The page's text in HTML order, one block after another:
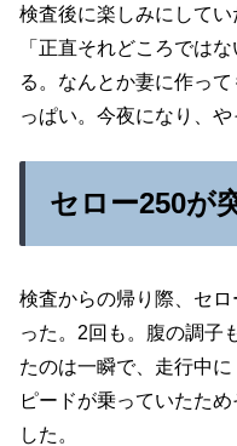
検査後に楽しみにしてい
「正直それどころでは
る。なんとか妻に作っ
っぱい。今夜になり、や
セロー250が
検査からの帰り際、セ
った。2回も。腹の調子
たのは一瞬で、走行中
ピードが乗っていたた
した。